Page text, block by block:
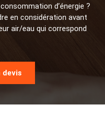
d’énergie ?
en considération avant
air/eau qui correspond
devis